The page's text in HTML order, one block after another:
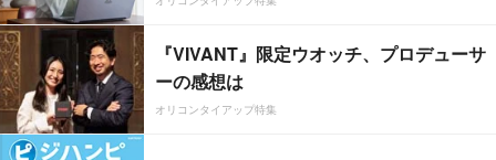
『VIVANT』限定ウオッチ、プロデューサ
ーの感想は
オリコンタイアップ特集